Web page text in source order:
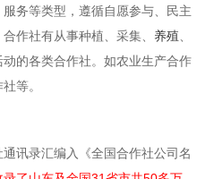
务等类型，遵循自愿参与、民主
作社有从事种植、采集、 养殖
动的各类合作社。如农业生产合作
等。
讯录汇编入《全国合作社公司名